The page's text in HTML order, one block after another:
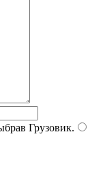
Грузовик.